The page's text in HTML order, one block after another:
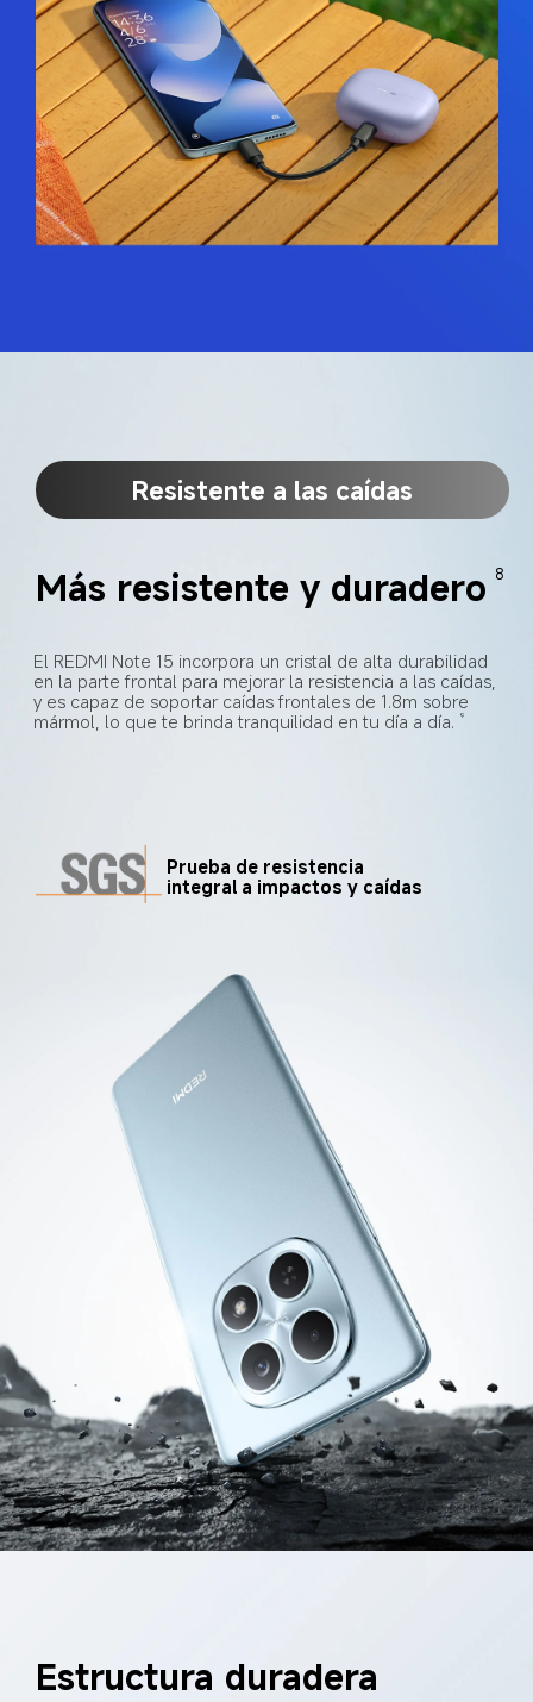
Resistente a las caídas
Más resistente y duradero 8
El REDMI Note 15 incorpora un cristal de alta durabilidad
en la parte frontal para mejorar la resistencia a las caídas,
y es capaz de soportar caídas frontales de 1.8m sobre
mármol, lo que te brinda tranquilidad en tu día a día.
9
Prueba de resistencia
integral a impactos y caídas
Estructura duradera